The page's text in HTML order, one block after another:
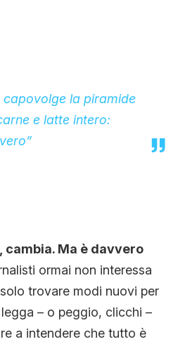
capovolge la piramide
e latte intero:
cambia. Ma è davvero
ormai non interessa
trovare modi nuovi per
– o peggio, clicchi –
a intendere che tutto è